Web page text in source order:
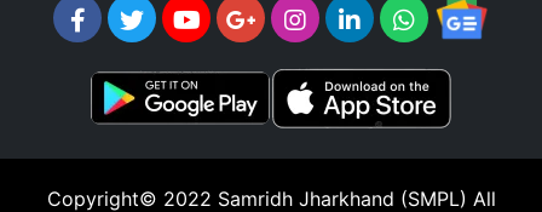
Copyright© 2022 Samridh Jharkhand (SMPL) All